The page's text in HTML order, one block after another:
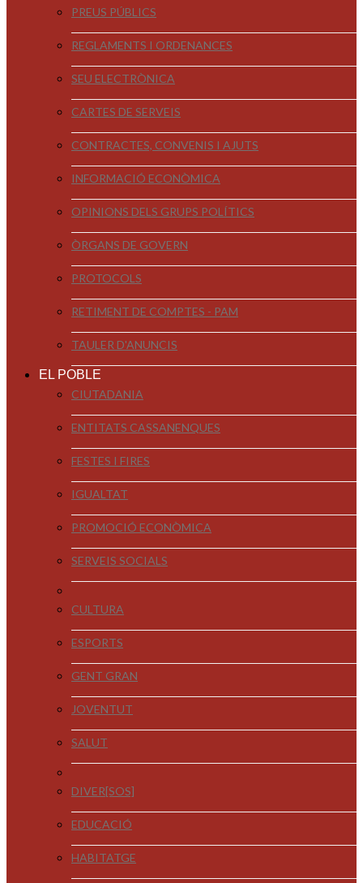
PREUS PÚBLICS
REGLAMENTS I ORDENANCES
SEU ELECTRÒNICA
CARTES DE SERVEIS
CONTRACTES, CONVENIS I AJUTS
INFORMACIÓ ECONÒMICA
OPINIONS DELS GRUPS POLÍTICS
ÒRGANS DE GOVERN
PROTOCOLS
RETIMENT DE COMPTES - PAM
TAULER D'ANUNCIS
EL POBLE
CIUTADANIA
ENTITATS CASSANENQUES
FESTES I FIRES
IGUALTAT
PROMOCIÓ ECONÒMICA
SERVEIS SOCIALS
CULTURA
ESPORTS
GENT GRAN
JOVENTUT
SALUT
DIVER[SOS]
EDUCACIÓ
HABITATGE